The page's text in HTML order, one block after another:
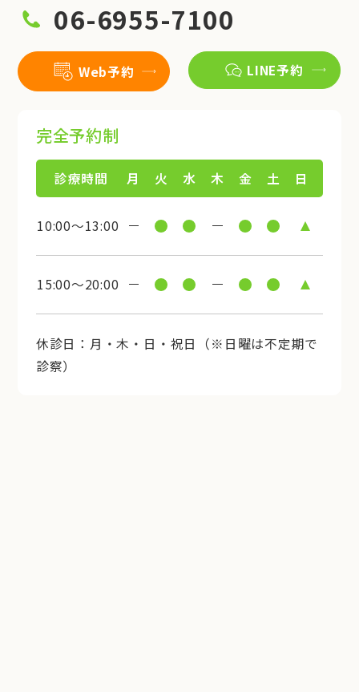
06-6955-7100
Web予約 LINE予約
完全予約制
診療時間 月 火 水 木 金 土 日
10:00～13:00
15:00～20:00
休診日：月・木・日・祝日（※日曜は不定期で
診察）